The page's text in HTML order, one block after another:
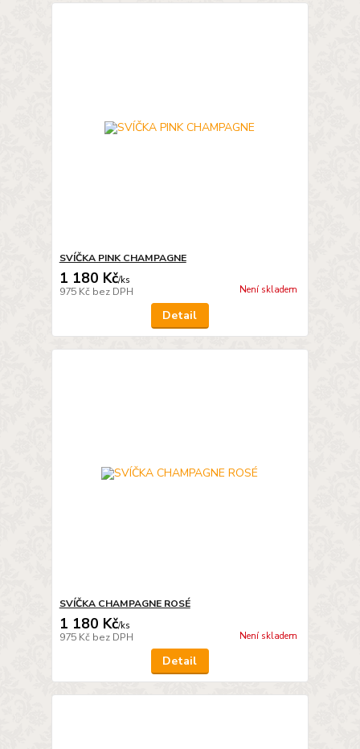
SVÍČKA PINK CHAMPAGNE
1 180 Kč/ks
975 Kč bez DPH Není skladem
Detail
SVÍČKA CHAMPAGNE ROSÉ
1 180 Kč/ks
975 Kč bez DPH Není skladem
Detail